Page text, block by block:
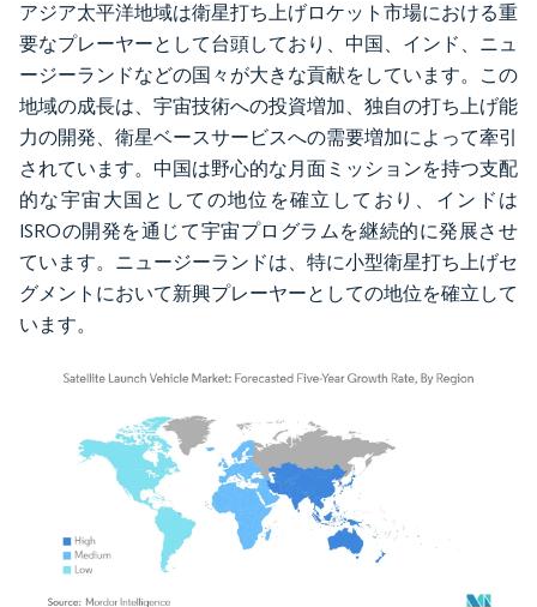
アジア太平洋地域は衛星打ち上げロケット市場における重
要なプレーヤーとして台頭しており、中国、インド、ニュ
ージーランドなどの国々が大きな貢献をしています。この
地域の成長は、宇宙技術への投資増加、独自の打ち上げ能
力の開発、衛星ベースサービスへの需要増加によって牽引
されています。中国は野心的な月面ミッションを持つ支配
的な宇宙大国としての地位を確立しており、インドは
ISROの開発を通じて宇宙プログラムを継続的に発展させ
ています。ニュージーランドは、特に小型衛星打ち上げセ
グメントにおいて新興プレーヤーとしての地位を確立して
います。